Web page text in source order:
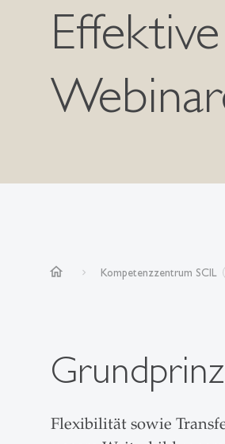
home Kompetenzzentrum SCIL
Flexibilität sowie